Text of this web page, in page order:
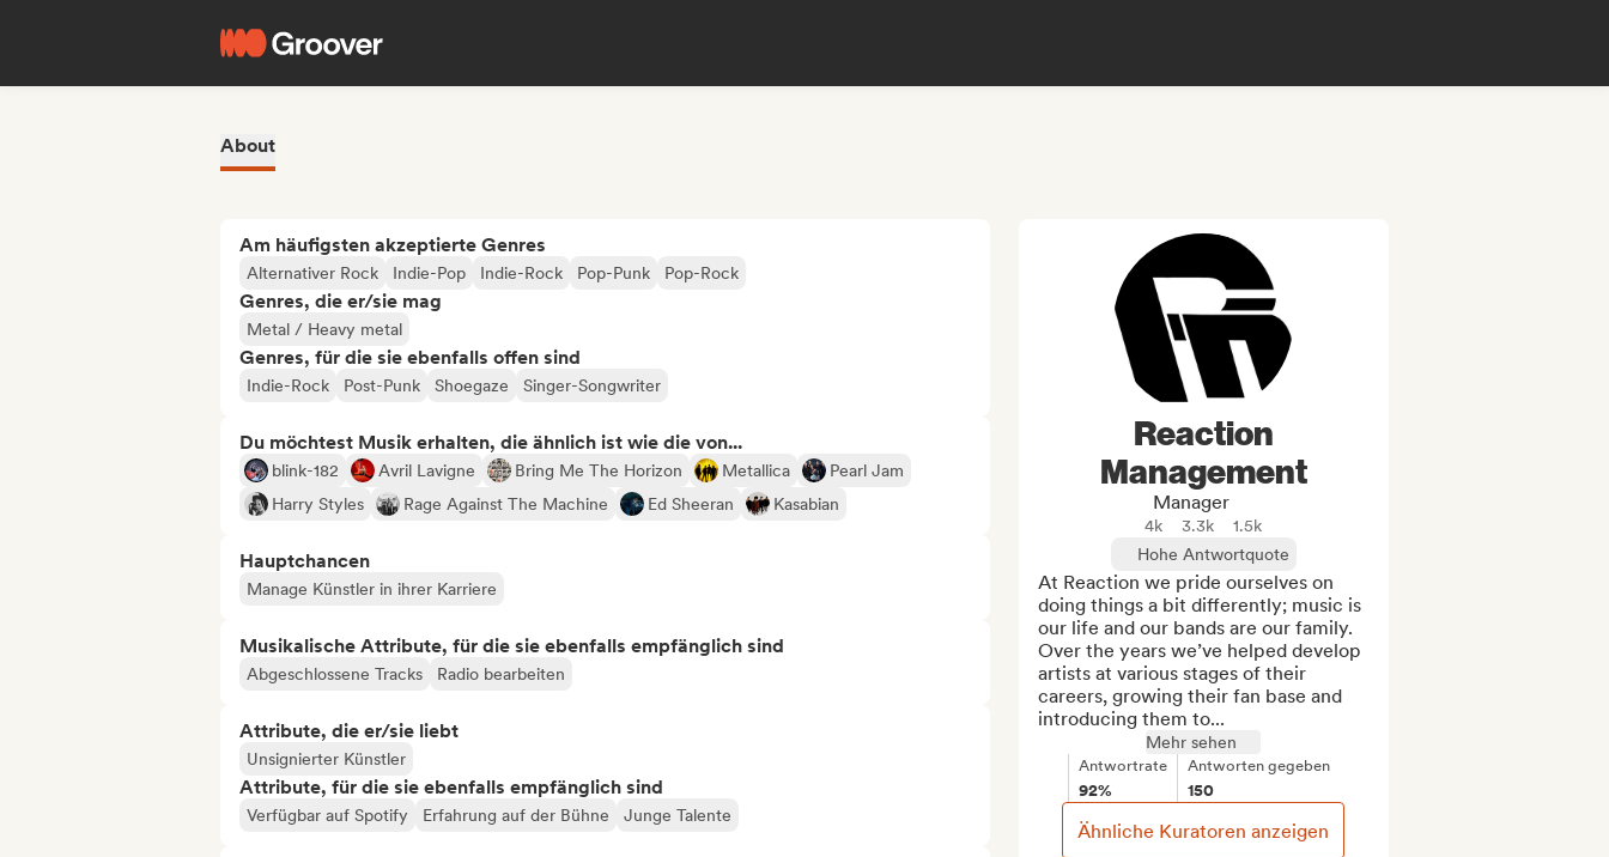
About
Am häufigsten akzeptierte Genres
Alternativer Rock Indie-Pop Indie-Rock Pop-Punk Pop-Rock
Genres, die er/sie mag
Metal / Heavy metal
Genres, für die sie ebenfalls offen sind
Indie-Rock Post-Punk Shoegaze Singer-Songwriter
Du möchtest Musik erhalten, die ähnlich ist wie die von...
blink-182 Avril Lavigne Bring Me The Horizon Metallica
Pearl Jam
Harry Styles
Rage Against The Machine Ed Sheeran Kasabian
Hauptchancen
Manage Künstler in ihrer Karriere
Musikalische Attribute, für die sie ebenfalls empfänglich sind
Abgeschlossene Tracks Radio bearbeiten
Attribute, die er/sie liebt
Unsignierter Künstler
Attribute, für die sie ebenfalls empfänglich sind
Verfügbar auf Spotify Erfahrung auf der Bühne Junge Talente
Reaction
Management
Manager
4k 3.3k
1.5k
Hohe Antwortquote
At Reaction we pride ourselves on
doing things a bit differently; music is
our life and our bands are our family.
Over the years we’ve helped develop
artists at various stages of their
careers, growing their fan base and
introducing them to...
Mehr sehen
Antwortrate
92%
Antworten gegeben
150
Ähnliche Kuratoren anzeigen